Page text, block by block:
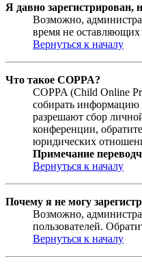
Я давно зарегистрирован,
Возможно,
время не оставляющих
Вернуться к началу
Что такое COPPA?
COPPA (Child Online
собирать информацию
разрешают сбор
конференции,
юридических
Примечание
Вернуться к началу
Почему я не могу
Возможно,
пользователей.
Вернуться к началу